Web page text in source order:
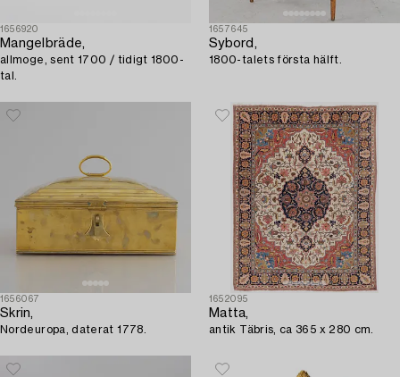
1656920
Mangelbräde,
allmoge, sent 1700 / tidigt 1800-
tal.
1657645
Sybord,
1800-talets första hälft.
1656067
Skrin,
Nordeuropa, daterat 1778.
1652095
Matta,
antik Täbris, ca 365 x 280 cm.